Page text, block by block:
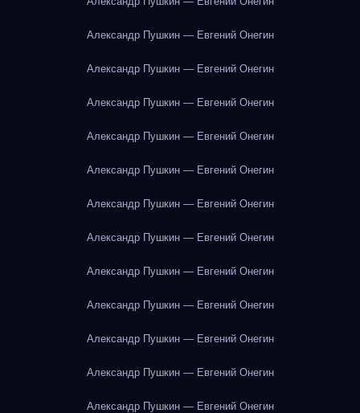
Александр Пушкин — Евгений Онегин
Александр Пушкин — Евгений Онегин
Александр Пушкин — Евгений Онегин
Александр Пушкин — Евгений Онегин
Александр Пушкин — Евгений Онегин
Александр Пушкин — Евгений Онегин
Александр Пушкин — Евгений Онегин
Александр Пушкин — Евгений Онегин
Александр Пушкин — Евгений Онегин
Александр Пушкин — Евгений Онегин
Александр Пушкин — Евгений Онегин
Александр Пушкин — Евгений Онегин